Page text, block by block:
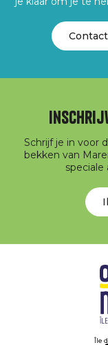
Contact
Schrijf je in voor
bekken van
Île